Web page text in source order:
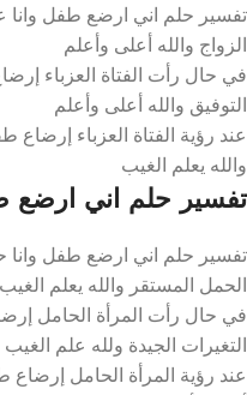
تفسير حلم اني ارضع طفل وانا
الزواج والله أعلى وأعلم
في حال رأت الفتاة العزباء
التوفيق والله أعلى وأعلم
عند رؤية الفتاة العزباء
والله يعلم الغيب
تفسير حلم اني ارضع
تفسير حلم اني ارضع طفل وانا
الحمل المستقر والله يعلم الغيب
في حال رأت المرأة الحامل
التغيرات الجيدة ولله علم الغيب
عند رؤية المرأة الحامل إرضاع